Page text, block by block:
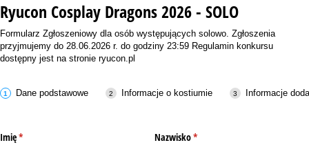
Ryucon Cosplay Dragons 2026 - SOLO
Formularz Zgłoszeniowy dla osób występujących solowo. Zgłoszenia
przyjmujemy do 28.06.2026 r. do godziny 23:59 Regulamin konkursu
dostępny jest na stronie ryucon.pl
Dane podstawowe Informacje o kostiumie Informacje
Imię*
(wymagane) Nazwisko*
(wymagane)